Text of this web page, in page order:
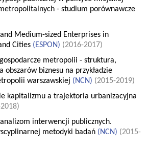
- studium porównawcze
and Medium-sized Enterprises in
Cities (ESPON) (2016-2017)
metropolii - struktura,
obszarów biznesu na przykładzie
warszawskiej (NCN) (2015-2019)
kapitalizmu a trajektoria urbanizacyjna
interwencji publicznych.
metodyki badań (NCN) (2015-